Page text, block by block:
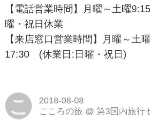
【電話営業時間】月曜～土曜
曜・祝日休業
【来店窓口営業時間】月曜～土
17:30 (休業日:日曜・祝日)
こ
2018-08-08
こころの旅 @ 第3国内旅行